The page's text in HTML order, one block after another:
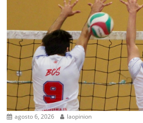
agosto 6, 2026 laopinion